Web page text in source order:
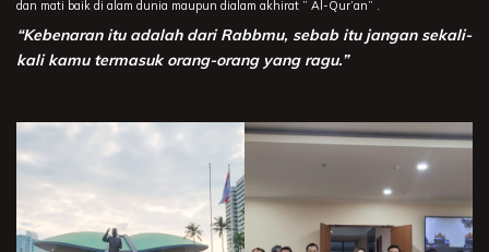
dan mati baik di alam dunia maupun dialam akhirat ” Al-Qur’an” .
“Kebenaran itu adalah dari Rabbmu, sebab itu jangan sekali-
kali kamu termasuk orang-orang yang ragu.”